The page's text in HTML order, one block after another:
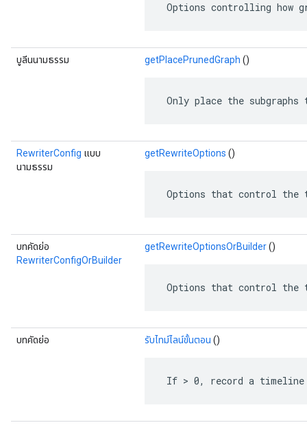
Options controlling how
บูลีนนามธรรม getPlacePrunedGraph ()
Only place the
RewriterConfig แบบ
นามธรรม
getRewriteOptions ()
Options that control the
บทคัดย่อ
RewriterConfigOrBuilder
getRewriteOptionsOrBuilder()
Options that control the
บทคัดย่อ รับไทม์ไลน์ขั้นตอน ()
If > 0, record a timeline